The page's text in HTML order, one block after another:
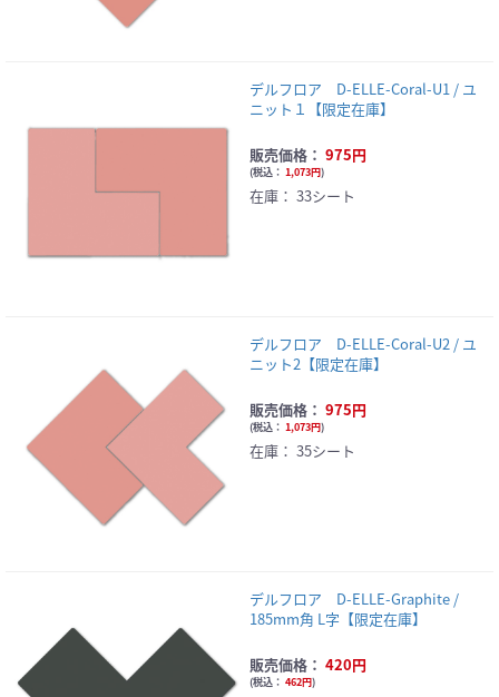
デルフロア D-ELLE-Coral-U1 / ユ
ニット１【限定在庫】
販売価格： 975円
(税込： 1,073円)
在庫： 33シート
デルフロア D-ELLE-Coral-U2 / ユ
ニット2【限定在庫】
販売価格： 975円
(税込： 1,073円)
在庫： 35シート
デルフロア D-ELLE-Graphite /
185mm角 L字【限定在庫】
販売価格： 420円
(税込： 462円)